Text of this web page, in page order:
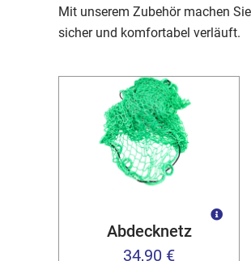
Mit unserem Zubehör machen
sicher und komfortabel verläuft.
Abdecknetz
34,90 €